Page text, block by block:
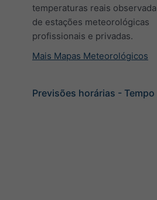
temperaturas reais
de estações meteorológicas
profissionais e privadas.
Mais Mapas Meteorológicos
Previsões horárias - Tempo